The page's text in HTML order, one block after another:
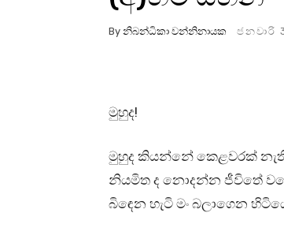
By නිබන්ධිකා වන්නිනායක ජනවාරි
මුහුද!
මුහුද කියන්නේ කෙළවරක්
නියමිත ද නොදන්න ජීවිතේ
බිඳෙන හැටි මං බලාගෙන